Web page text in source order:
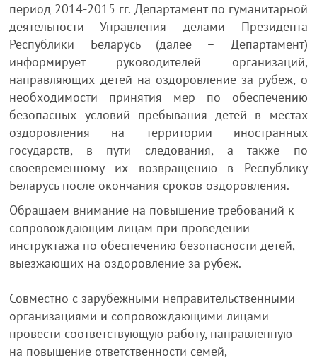
период 2014-2015 гг. Департамент по гуманитарной
деятельности Управления делами Президента
Республики Беларусь (далее – Департамент)
информирует руководителей организаций,
направляющих детей на оздоровление за рубеж, о
необходимости принятия мер по обеспечению
безопасных условий пребывания детей в местах
оздоровления на территории иностранных
государств, в пути следования, а также по
своевременному их возвращению в Республику
Беларусь после окончания сроков оздоровления.
Обращаем внимание на повышение требований к
сопровождающим лицам при проведении
инструктажа по обеспечению безопасности детей,
выезжающих на оздоровление за рубеж.
Совместно с зарубежными неправительственными
организациями и сопровождающими лицами
провести соответствующую работу, направленную
на повышение ответственности семей,